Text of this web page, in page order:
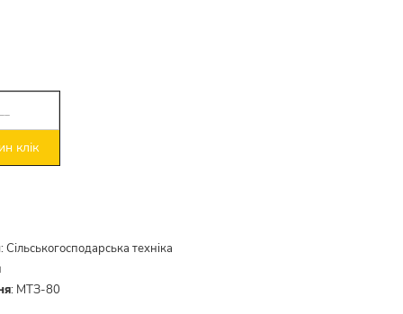
клік
:Сільськогосподарська техніка
: МТЗ-80